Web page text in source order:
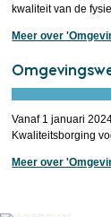
kwaliteit van de
Meer over
Vanaf 1 januari
Kwaliteitsborging
Meer over